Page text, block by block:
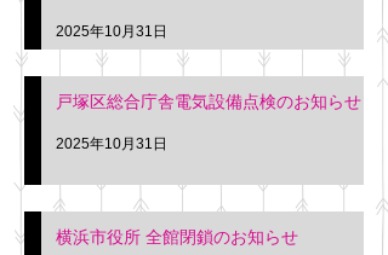
2025年10月31日
戸塚区総合庁舎電気設備点検のお知らせ
2025年10月31日
横浜市役所 全館閉鎖のお知らせ